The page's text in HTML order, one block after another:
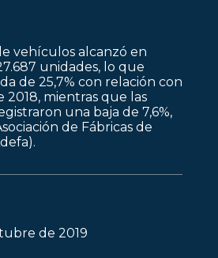
vehículos alcanzó en
unidades, lo que
de 25,7% con relación con
2018, mientras que las
una baja de 7,6%,
de Fábricas de
de 2019